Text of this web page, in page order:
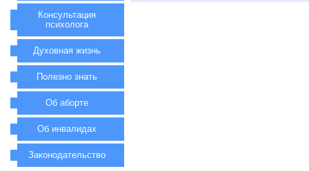
Консультация
психолога
Духовная жизнь
Полезно знать
Об аборте
Об инвалидах
Законодательство